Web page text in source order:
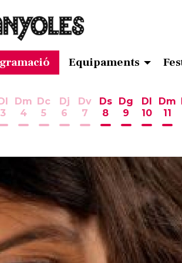
Equipaments
1 d'agost2 d'agost
Dl
3
Dilluns 3 d'agost
Dm
4
Dimarts 4 d'agost
Dc
5
Dimecres 5 d'agost
Dj
6
Dijous 6 d'agost
Dv
7
Divendres 7
Ds
8
Dissabte 8
Dg
9
Diumenge
Dl
10
Dm
11